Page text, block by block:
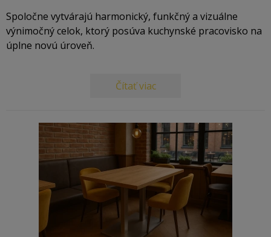
Spoločne vytvárajú harmonický, funkčný a vizuálne
výnimočný celok, ktorý posúva kuchynské pracovisko na
úplne novú úroveň.
Čítať viac